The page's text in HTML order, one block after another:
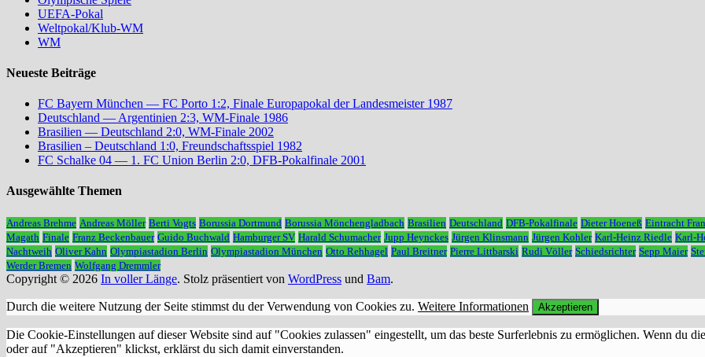
UEFA-Pokal
Weltpokal/Klub-WM
WM
Neueste Beiträge
FC Bayern München — FC Porto 1:2, Finale Europapokal der Landesmeister 1987
Deutschland — Argentinien 2:3, WM-Finale 1986
Brasilien — Deutschland 2:0, WM-Finale 2002
Brasilien – Deutschland 1:0, Freundschaftsspiel 1982
FC Schalke 04 — 1. FC Union Berlin 2:0, DFB-Pokalfinale 2001
Ausgewählte Themen
Andreas Brehme Andreas Möller Berti Vogts Borussia Dortmund Borussia Mönchengladbach Brasilien Deutschland DFB-Pokalfinale Dieter Hoeneß Eintracht
Magath Finale Franz Beckenbauer Guido Buchwald Hamburger SV Harald Schumacher Jupp Heynckes Jürgen Klinsmann Jürgen Kohler Karl-Heinz Riedle Karl-
Nachtweih Oliver Kahn Olympiastadion Berlin Olympiastadion München Otto Rehhagel Paul Breitner Pierre Littbarski Rudi Völler Schiedsrichter Sepp Maier
Werder Bremen Wolfgang Dremmler
Copyright © 2026 In voller Länge. Stolz präsentiert von WordPress und Bam.
Durch die weitere Nutzung der Seite stimmst du der Verwendung von Cookies zu. Weitere Informationen Akzeptieren
Die Cookie-Einstellungen auf dieser Website sind auf "Cookies zulassen" eingestellt, um das beste Surferlebnis zu ermöglichen. Wenn du
oder auf "Akzeptieren" klickst, erklärst du sich damit einverstanden.